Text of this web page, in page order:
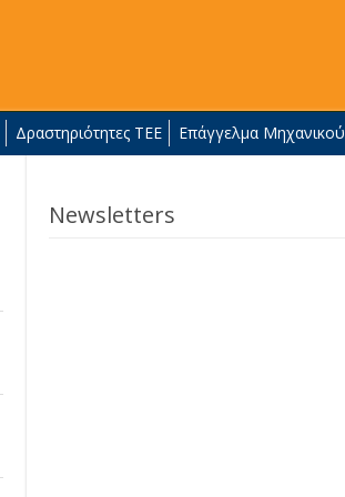
Δραστηριότητες ΤΕΕ Επάγγελμα Μηχανικού
Newsletters